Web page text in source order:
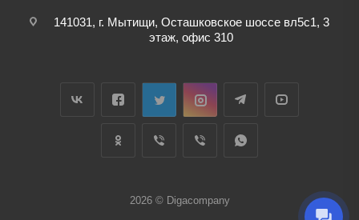
141031, г. Мытищи, Осташковское шоссе вл5с1, 3
этаж, офис 310
2026 © Digacompany